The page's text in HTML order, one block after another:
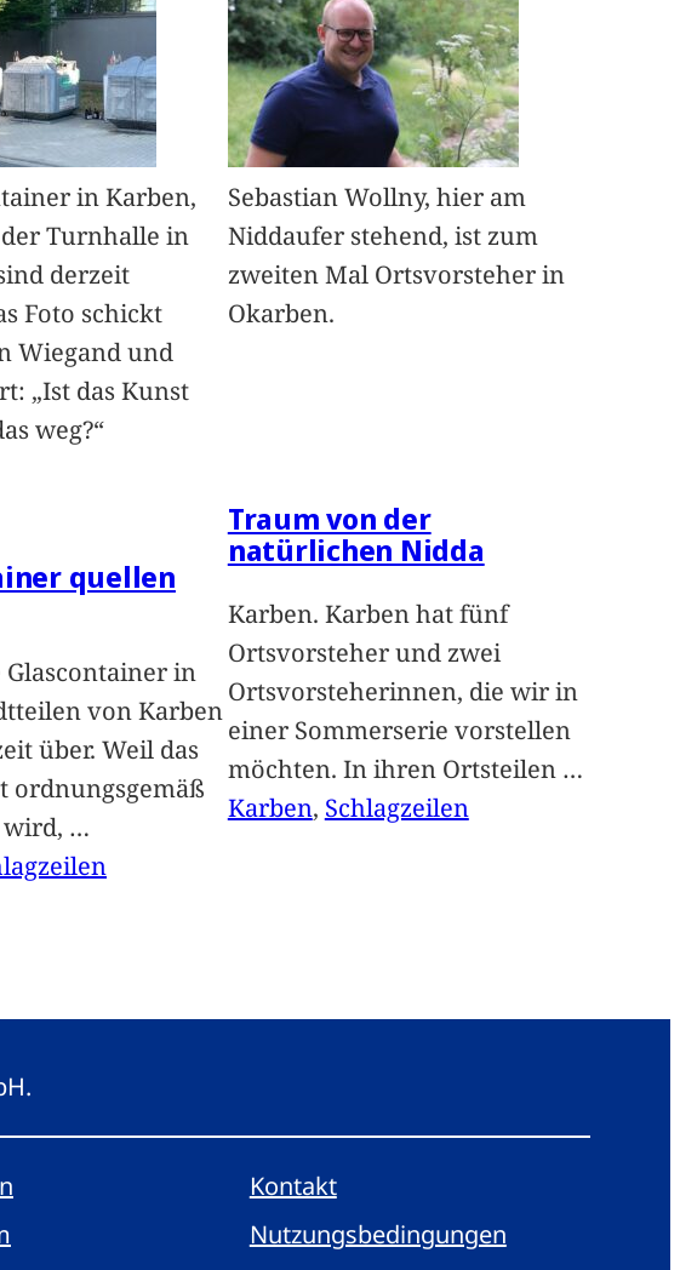
in Karben,
Turnhalle in
derzeit
Foto schickt
Wiegand und
„Ist das Kunst
weg?“
quellen
Glascontainer in
von Karben
über. Weil das
ordnungsgemäß
…
Sebastian Wollny, hier am
Niddaufer stehend, ist zum
zweiten Mal Ortsvorsteher in
Okarben.
Traum von der
natürlichen Nidda
Karben. Karben hat fünf
Ortsvorsteher und zwei
Ortsvorsteherinnen, die wir in
einer Sommerserie vorstellen
möchten. In ihren Ortsteilen …
Karben, Schlagzeilen
Kontakt
Nutzungsbedingungen